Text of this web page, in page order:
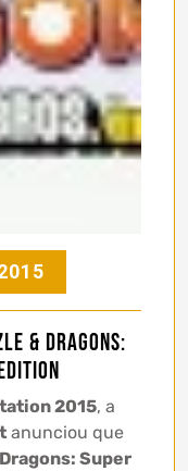
& Dragons:
2015, a
anunciou que
Super